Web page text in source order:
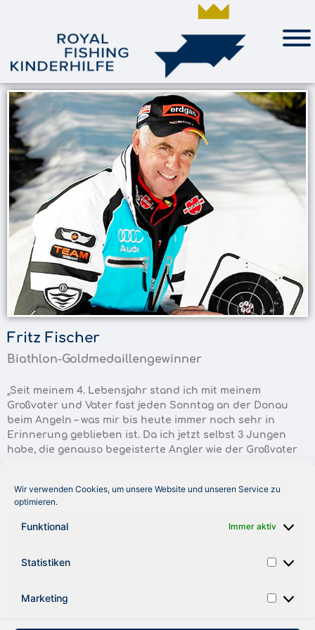
Wir verwenden Cookies, um unsere Website und unseren Service zu
optimieren.
Funktional Immer aktiv
Statistiken
Marketing
Fritz Fischer
Biathlon-Goldmedaillengewinner
„Seit meinem 4. Lebensjahr stand ich mit meinem
Großvater und Vater fast jeden Sonntag an der Donau
beim Angeln – was mir bis heute immer noch sehr in
Erinnerung geblieben ist. Da ich jetzt selbst 3 Jungen
habe, die genauso begeisterte Angler wie der Großvater
Sonnenseite des Lebens stehen. Denn was ein
Angelerlebnis mir und meinen Kindern gibt, z.B. den Blick
wieder zurück auf die Natur zu richten, welche ja unser